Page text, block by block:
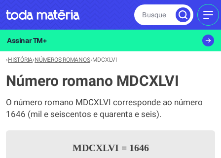
Busque
Assinar TM+
›HISTÓRIA›NÚMEROS ROMANOS›MDCXLVI
Número romano MDCXLVI
O número romano MDCXLVI corresponde ao número
1646 (mil e seiscentos e quarenta e seis).
MDCXLVI =1646